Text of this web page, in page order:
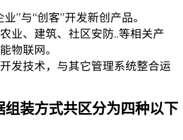
”与“创客”开发新创产品。
业、建筑、社区安防..等相关产
物联网。
发技术，与其它管理系统整合运
组装方式共区分为四种以下